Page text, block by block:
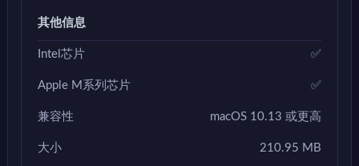
其他信息
Intel芯片 ✅
Apple M系列芯片 ✅
兼容性 macOS 10.13 或更高
大小 210.95 MB